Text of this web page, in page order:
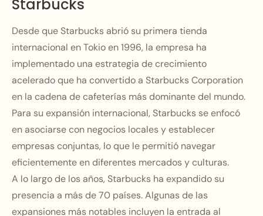
Starbucks
Desde que Starbucks abrió su primera tienda
internacional en Tokio en 1996, la empresa ha
implementado una estrategia de crecimiento
acelerado que ha convertido a Starbucks Corporation
en la cadena de cafeterías más dominante del mundo.
Para su expansión internacional, Starbucks se enfocó
en asociarse con negocios locales y establecer
empresas conjuntas, lo que le permitió navegar
eficientemente en diferentes mercados y culturas.
A lo largo de los años, Starbucks ha expandido su
presencia a más de 70 países. Algunas de las
expansiones más notables incluyen la entrada al